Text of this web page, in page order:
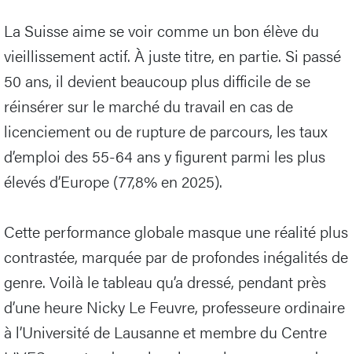
La Suisse aime se voir comme un bon élève du
vieillissement actif. À juste titre, en partie. Si passé
50 ans, il devient beaucoup plus difficile de se
réinsérer sur le marché du travail en cas de
licenciement ou de rupture de parcours, les taux
d’emploi des 55-64 ans y figurent parmi les plus
élevés d’Europe (77,8% en 2025).
Cette performance globale masque une réalité plus
contrastée, marquée par de profondes inégalités de
genre. Voilà le tableau qu’a dressé, pendant près
d’une heure Nicky Le Feuvre, professeure ordinaire
à l’Université de Lausanne et membre du Centre